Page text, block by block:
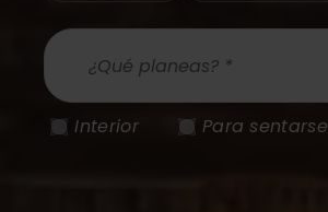
¿Qué planeas? *
Interior Para sentarse